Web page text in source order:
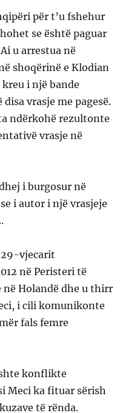
për t’u fshehur
se është paguar
u arrestua në
shoqërinë e Klodian
i një bande
vrasje me pagesë.
ndërkohë rezultonte
vrasje në
i burgosur në
i autor i një vrasjeje
29-vjecarit
në Peristeri të
Holandë dhe u thirr
i cili komunikonte
fals femre
konflikte
Meci ka fituar sërish
të rënda.